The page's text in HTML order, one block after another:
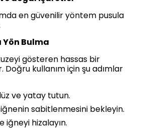
en güvenilir yöntem pusula
Yön Bulma
gösteren hassas bir
Doğru kullanım için şu adımlar
ve yatay tutun.
sabitlenmesini bekleyin.
iğneyi hizalayın.